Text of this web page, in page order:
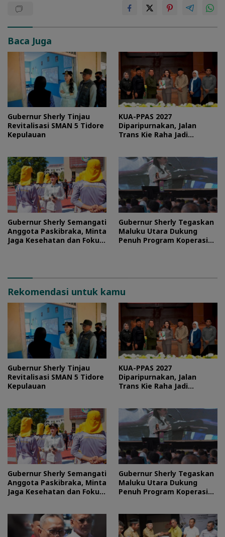
Baca Juga
Gubernur Sherly Tinjau
Revitalisasi SMAN 5 Tidore
Kepulauan
KUA-PPAS 2027
Diparipurnakan, Jalan
Trans Kie Raha Jadi
Gubernur Sherly Semangati
Anggota Paskibraka, Minta
Jaga Kesehatan dan Fokus
Gubernur Sherly Tegaskan
Maluku Utara Dukung
Penuh Program Koperasi
Rekomendasi untuk kamu
Gubernur Sherly Tinjau
Revitalisasi SMAN 5 Tidore
Kepulauan
KUA-PPAS 2027
Diparipurnakan, Jalan
Trans Kie Raha Jadi
Gubernur Sherly Semangati
Anggota Paskibraka, Minta
Jaga Kesehatan dan Fokus
Gubernur Sherly Tegaskan
Maluku Utara Dukung
Penuh Program Koperasi